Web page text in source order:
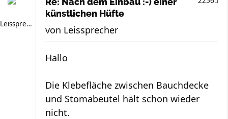
Leissprecher
künstlichen Hüfte
von Leissprecher
Hallo
Die Klebefläche zwischen Bauchdecke
und Stomabeutel hält schon wieder
nicht.